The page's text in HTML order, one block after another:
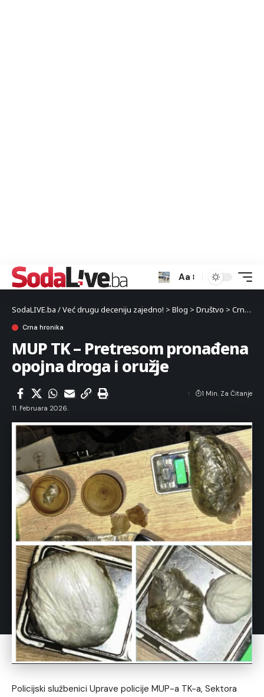
Aa
SodaLIVE.ba / Već drugu deceniju zajedno! > Blog > Društvo > Crna hronika
Crna hronika
MUP TK – Pretresom pronađena
opojna droga i oružje
11. Februara 2026.
1 Min. Za Čitanje
Policijski službenici Uprave policije MUP-a TK-a, Sektora